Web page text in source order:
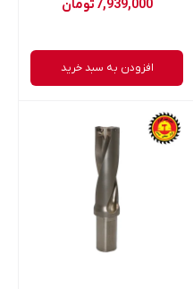
7,939,000تومان
افزودن به سبد خرید